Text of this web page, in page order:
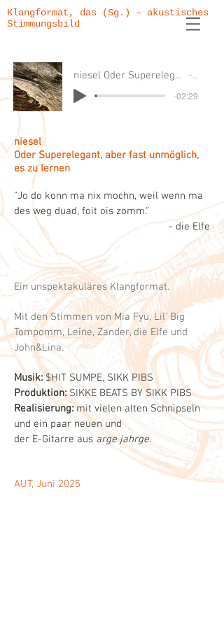
Klangformat, das (Sg.) – akustisches
Stimmungsbild
niesel Oder Superelegant, aber fast unmöglich, es zu lernen 2025
-02:29
niesel
Oder Superelegant, aber fast unmöglich,
es zu lernen
"Jo do konn ma nix mochn, weil wenn ma
des weg duad, foit ois zomm."
- die Elfe
Ein unspektakuläres Klangformat.
Mit den Stimmen von Mia Fyu, Lil' Big
Tompomm, Leine, Zander, die Elfe und
John&Lina.
Musik:$HIT SUMPE, SIKK PIBS
Produktion:SIKKE BEATS BY SIKK PIBS
Realisierung: mit vielen alten Schnipseln
und ein paar neuen und
der E-Gitarre aus arge jahrge.
AUT, Juni 2025